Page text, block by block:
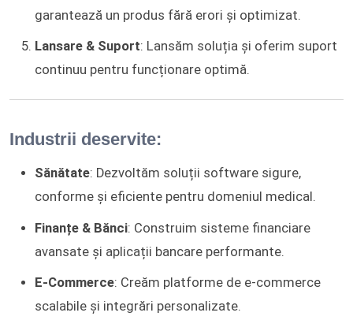
garantează un produs fără erori și optimizat.
Lansare & Suport: Lansăm soluția și oferim suport
continuu pentru funcționare optimă.
Industrii deservite:
Sănătate: Dezvoltăm soluții software sigure,
conforme și eficiente pentru domeniul medical.
Finanțe & Bănci: Construim sisteme financiare
avansate și aplicații bancare performante.
E-Commerce: Creăm platforme de e-commerce
scalabile și integrări personalizate.